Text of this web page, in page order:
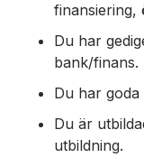
finansiering,
Du har
bank/finans.
Du har goda
Du är
utbildning.